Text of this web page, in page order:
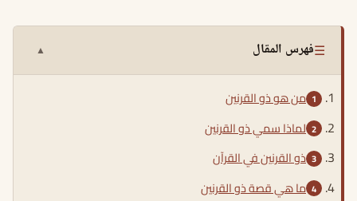
☰فهرس المقال ▲
من هو ذو القرنين
لماذا سمي ذو القرنين
ذو القرنين في القرآن
ما هي قصة ذو القرنين